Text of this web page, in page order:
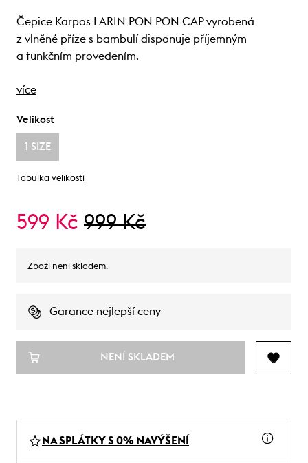
Čepice Karpos LARIN PON PON CAP vyrobená
z vlněné příze s bambulí disponuje příjemným
a funkčním provedením.
více
Velikost
1 SIZE
Tabulka velikostí
599 Kč 999 Kč
Zboží není skladem.
Garance nejlepší ceny
NENÍ SKLADEM
NA SPLÁTKY S 0% NAVÝŠENÍ